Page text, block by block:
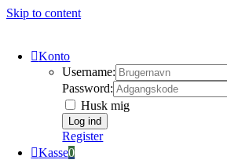
Skip to content
Konto
Username:
Password:
Husk mig
Register
Kasse0